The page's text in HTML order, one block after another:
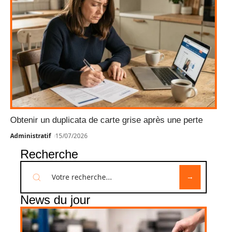
Obtenir un duplicata de carte grise après une perte
Administratif 15/07/2026
Recherche
News du jour